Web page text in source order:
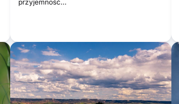
przyjemność…